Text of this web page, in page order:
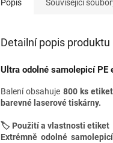
Popis Související
Detailní popis produktu
Ultra odolné samolepicí PE
Balení obsahuje 800 ks etiket
barevné laserové tiskárny.
🏷️ Použití a vlastnosti etiket
Extrémně odolné